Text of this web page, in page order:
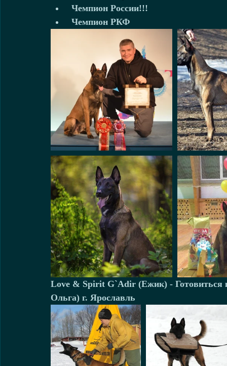
Чемпион России!!!
Чемпион РКФ
Love & Spirit G`Adir (Ежик) - Готовиться
Ольга) г. Ярославль